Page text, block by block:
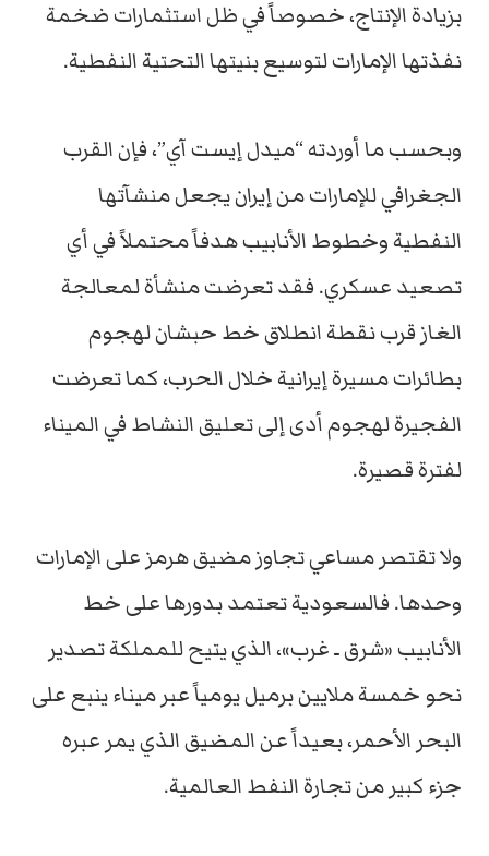
بزيادة الإنتاج، خصوصاً في ظل استثمارات ضخمة
نفذتها الإمارات لتوسيع بنيتها التحتية النفطية.
وبحسب ما أوردته “ميدل إيست آي”، فإن القرب
الجغرافي للإمارات من إيران يجعل منشآتها
النفطية وخطوط الأنابيب هدفاً محتملاً في أي
تصعيد عسكري. فقد تعرضت منشأة لمعالجة
الغاز قرب نقطة انطلاق خط حبشان لهجوم
بطائرات مسيرة إيرانية خلال الحرب، كما تعرضت
الفجيرة لهجوم أدى إلى تعليق النشاط في الميناء
لفترة قصيرة.
ولا تقتصر مساعي تجاوز مضيق هرمز على الإمارات
وحدها. فالسعودية تعتمد بدورها على خط
الأنابيب «شرق ـ غرب»، الذي يتيح للمملكة تصدير
نحو خمسة ملايين برميل يومياً عبر ميناء ينبع على
البحر الأحمر، بعيداً عن المضيق الذي يمر عبره
جزء كبير من تجارة النفط العالمية.